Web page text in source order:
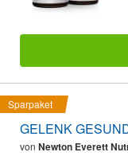
Sparpaket
GELENK
von Newton Everett